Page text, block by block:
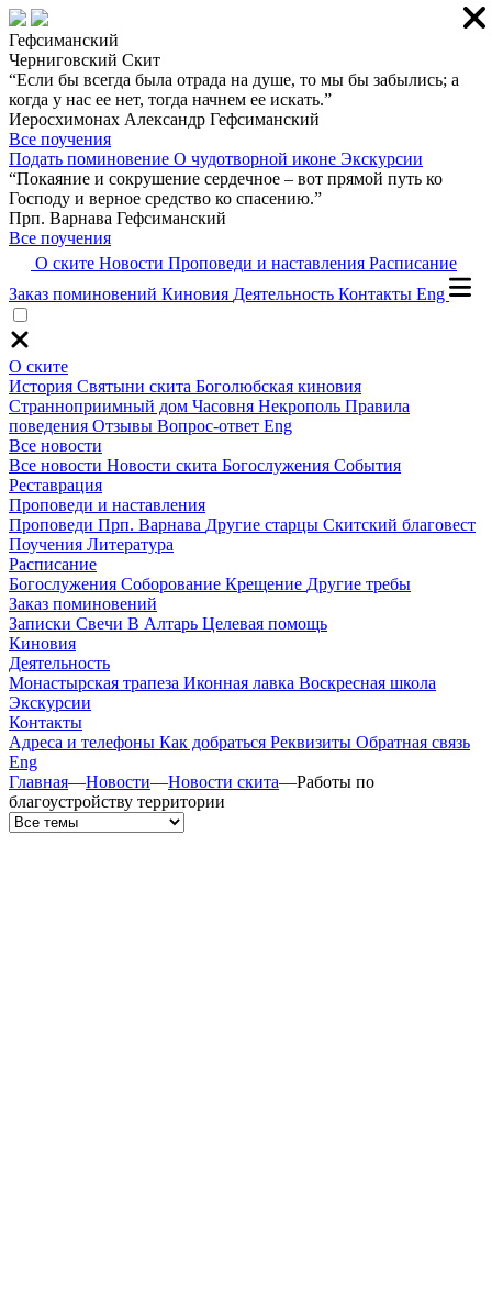
Гефсиманский
Черниговский Скит
“Если бы всегда была отрада на душе, то мы бы забылись; а
когда у нас ее нет, тогда начнем ее искать.”
Иеросхимонах Александр Гефсиманский
Все поучения
Подать поминовение О чудотворной иконе Экскурсии
“Покаяние и сокрушение сердечное – вот прямой путь ко
Господу и верное средство ко спасению.”
Прп. Варнава Гефсиманский
Все поучения
О ските Новости Проповеди и наставления Расписание
Заказ поминовений Киновия Деятельность Контакты Eng
О ските
История Святыни скита Боголюбская киновия
Странноприимный дом Часовня Некрополь Правила
поведения Отзывы Вопрос-ответ Eng
Все новости
Все новости Новости скита Богослужения События
Реставрация
Проповеди и наставления
Проповеди Прп. Варнава Другие старцы Скитский благовест
Поучения Литература
Расписание
Богослужения Соборование Крещение Другие требы
Заказ поминовений
Записки Свечи В Алтарь Целевая помощь
Киновия
Деятельность
Монастырская трапеза Иконная лавка Воскресная школа
Экскурсии
Контакты
Адреса и телефоны Как добраться Реквизиты Обратная связь
Eng
Главная—Новости—Новости скита—Работы по
благоустройству территории